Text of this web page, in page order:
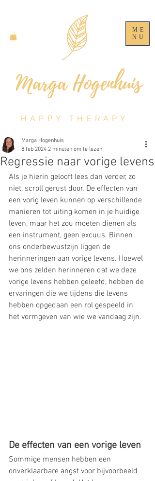
ME
NU
HAPPY THERAPY
Regressie naar vorige levens
Marga Hogenhuis
8 feb 2024 2 minuten om te lezen
Als je hierin gelooft lees dan verder, zo
niet, scroll gerust door. De effecten van
een vorig leven kunnen op verschillende
manieren tot uiting komen in je huidige
leven, maar het zou moeten dienen als
een instrument, geen excuus. Binnen
ons onderbewustzijn liggen de
herinneringen aan vorige levens. Hoewel
we ons zelden herinneren dat we deze
vorige levens hebben geleefd, hebben de
ervaringen die we tijdens die levens
hebben opgedaan een rol gespeeld in
het vormgeven van wie we vandaag zijn.
De effecten van een vorige leven
Sommige mensen hebben een
onverklaarbare angst voor bijvoorbeeld